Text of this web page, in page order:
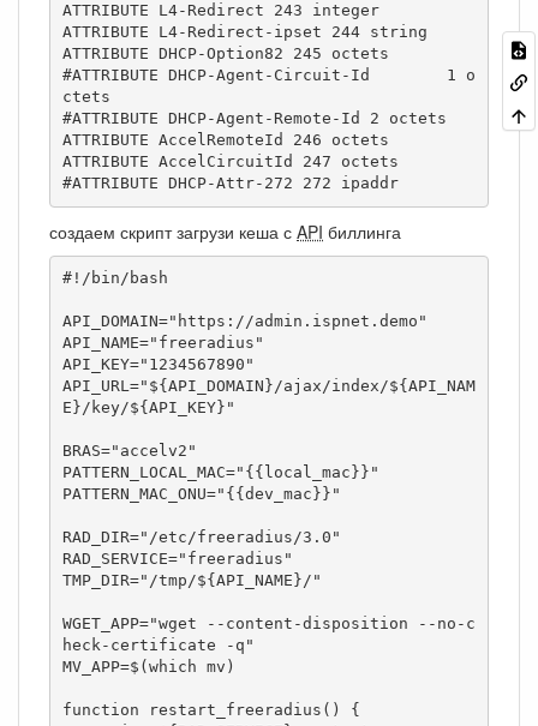
ATTRIBUTE L4-Redirect 243 integer
ATTRIBUTE L4-Redirect-ipset 244 string
ATTRIBUTE DHCP-Option82 245 octets
#ATTRIBUTE DHCP-Agent-Circuit-Id        1 o
ctets
#ATTRIBUTE DHCP-Agent-Remote-Id 2 octets
ATTRIBUTE AccelRemoteId 246 octets
ATTRIBUTE AccelCircuitId 247 octets
#ATTRIBUTE DHCP-Attr-272 272 ipaddr
создаем скрипт загрузи кеша с API биллинга
#!/bin/bash
API_DOMAIN="https://admin.ispnet.demo"
API_NAME="freeradius"
API_KEY="1234567890"
API_URL="${API_DOMAIN}/ajax/index/${API_NAM
E}/key/${API_KEY}"
BRAS="accelv2"
PATTERN_LOCAL_MAC="{{local_mac}}"
PATTERN_MAC_ONU="{{dev_mac}}"
RAD_DIR="/etc/freeradius/3.0"
RAD_SERVICE="freeradius"
TMP_DIR="/tmp/${API_NAME}/"
WGET_APP="wget --content-disposition --no-c
heck-certificate -q"
MV_APP=$(which mv)
function restart_freeradius() {